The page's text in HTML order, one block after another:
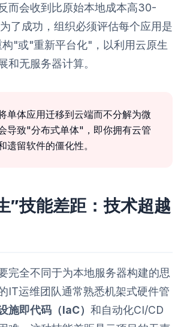
而会收到比原始本地成本高30-
了成功，组织必须评估每个应用是
"或"重新平台化"，以利用云原生
和无服务器计算。
单体应用迁移到云端而不分解为微
导致"分布式单体"，即你拥有云管
遗留软件的僵化性。
"技能差距：技术超越
完全不同于为本地服务器构建的思
IT运维团队通常熟悉机架式硬件管
施即代码（IaC） 和自动化CI/CD